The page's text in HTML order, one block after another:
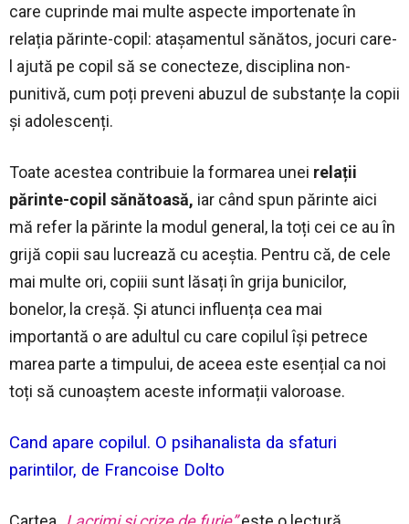
care cuprinde mai multe aspecte importenate în
relația părinte-copil: atașamentul sănătos, jocuri care-
l ajută pe copil să se conecteze, disciplina non-
punitivă, cum poți preveni abuzul de substanțe la copii
și adolescenți.
Toate acestea contribuie la formarea unei relații
părinte-copil sănătoasă, iar când spun părinte aici
mă refer la părinte la modul general, la toți cei ce au în
grijă copii sau lucrează cu aceștia. Pentru că, de cele
mai multe ori, copiii sunt lăsați în grija bunicilor,
bonelor, la creșă. Și atunci influența cea mai
importantă o are adultul cu care copilul își petrece
marea parte a timpului, de aceea este esențial ca noi
toți să cunoaștem aceste informații valoroase.
Cand apare copilul. O psihanalista da sfaturi
parintilor, de Francoise Dolto